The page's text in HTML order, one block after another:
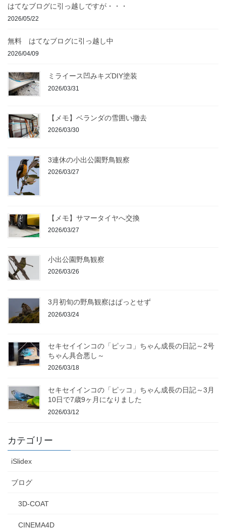
はてなブログに引っ越しですが・・・
2026/05/22
無料 はてなブログに引っ越し中
2026/04/09
ミライース凹みキズDIY塗装
2026/03/31
【メモ】ベランダの雪囲い撤去
2026/03/30
3連休の小出公園野鳥観察
2026/03/27
【メモ】サマータイヤへ交換
2026/03/27
小出公園野鳥観察
2026/03/26
3月初旬の野鳥観察はぱっとせず
2026/03/24
セキセイインコの「ピッコ」ちゃん成長の日記～2号
ちゃん具合悪し～
2026/03/18
セキセイインコの「ピッコ」ちゃん成長の日記～3月
10日で7歳9ヶ月になりました
2026/03/12
カテゴリー
iSlidex
ブログ
3D-COAT
CINEMA4D